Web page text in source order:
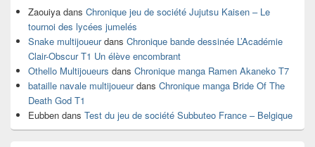
Zaouiya dans Chronique jeu de société Jujutsu Kaisen – Le
tournoi des lycées jumelés
Snake multijoueurdans Chronique bande dessinée L’Académie
Clair-Obscur T1 Un élève encombrant
Othello Multijoueurs dans Chronique manga Ramen Akaneko T7
bataille navale multijoueurdans Chronique manga Bride Of The
Death God T1
Eubben dans Test du jeu de société Subbuteo France – Belgique